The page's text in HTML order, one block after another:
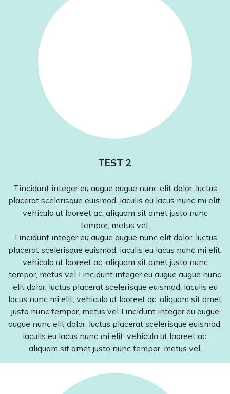
TEST 2
Tincidunt integer eu augue augue nunc elit dolor, luctus
placerat scelerisque euismod, iaculis eu lacus nunc mi elit,
vehicula ut laoreet ac, aliquam sit amet justo nunc
tempor, metus vel.
Tincidunt integer eu augue augue nunc elit dolor, luctus
placerat scelerisque euismod, iaculis eu lacus nunc mi elit,
vehicula ut laoreet ac, aliquam sit amet justo nunc
tempor, metus vel.Tincidunt integer eu augue augue nunc
elit dolor, luctus placerat scelerisque euismod, iaculis eu
lacus nunc mi elit, vehicula ut laoreet ac, aliquam sit amet
justo nunc tempor, metus vel.Tincidunt integer eu augue
augue nunc elit dolor, luctus placerat scelerisque euismod,
iaculis eu lacus nunc mi elit, vehicula ut laoreet ac,
aliquam sit amet justo nunc tempor, metus vel.